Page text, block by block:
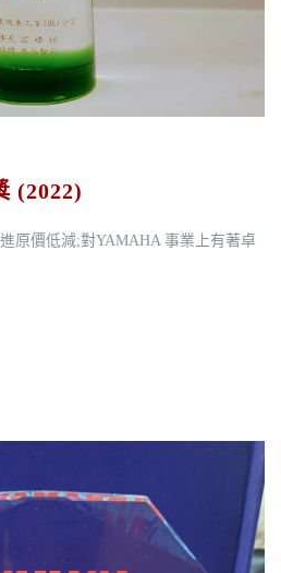
(2022)
原價低減;對YAMAHA 事業上有著卓